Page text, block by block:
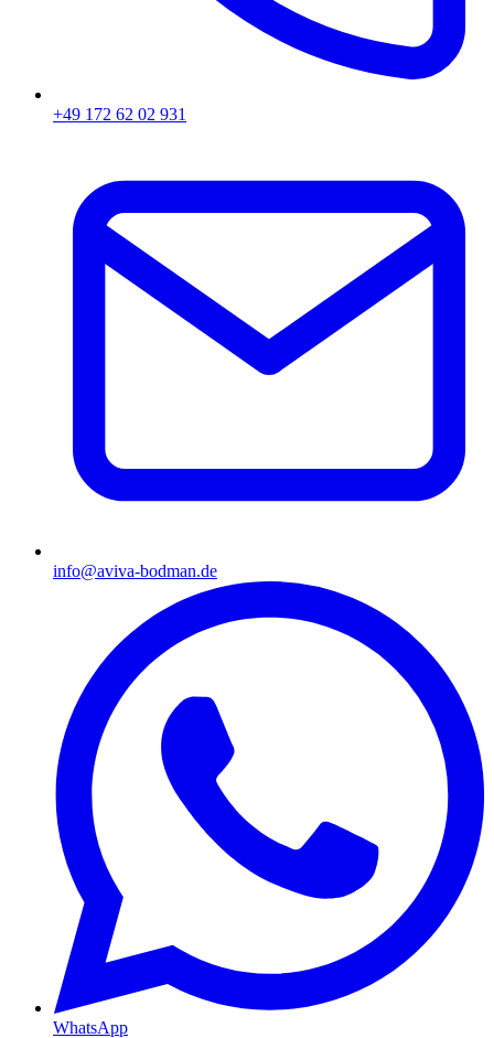
+49 172 62 02 931
info@aviva-bodman.de
WhatsApp